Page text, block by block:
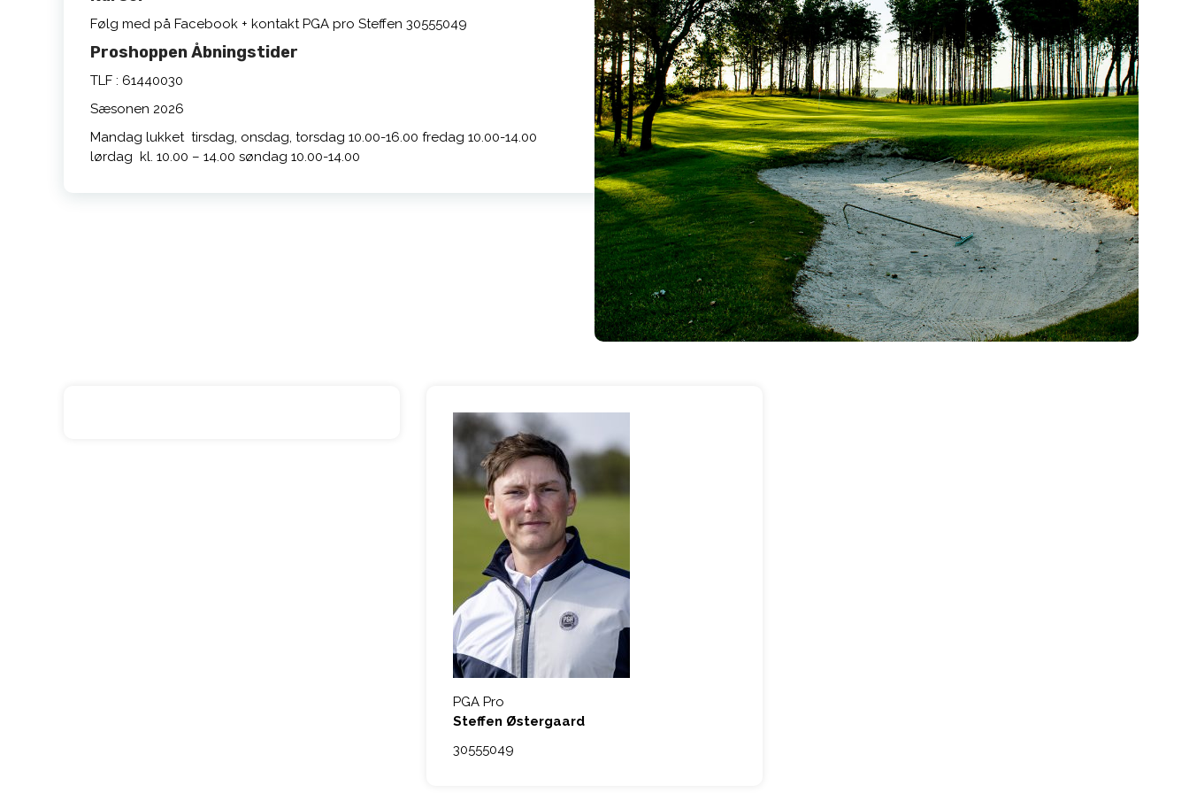
Følg med på Facebook + kontakt PGA pro Steffen 30555049
Proshoppen Åbningstider
TLF : 61440030
Sæsonen 2026
Mandag lukket tirsdag, onsdag, torsdag 10.00-16.00 fredag 10.00-14.00
lørdag kl. 10.00 – 14.00 søndag 10.00-14.00
PGA Pro
Steffen Østergaard
30555049